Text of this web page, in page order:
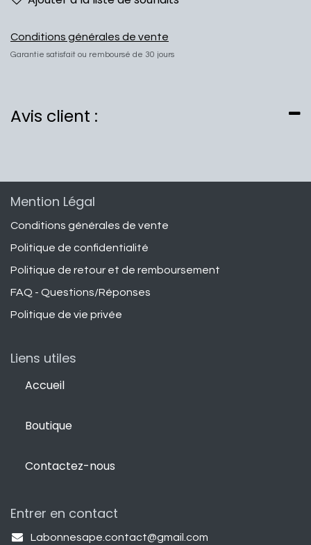
Conditions générales de vente
Garantie satisfait ou remboursé de 30 jours
Avis client :
Mention Légal
Conditions générales de vente
Politique de confidentialité
Politique de retour et de remboursement
FAQ - Questions/Réponses
Politique de vie privée
Liens utiles
Accueil
Boutique
Contactez-nous
Entrer en contact
Labonnesape.contact@gmail.com